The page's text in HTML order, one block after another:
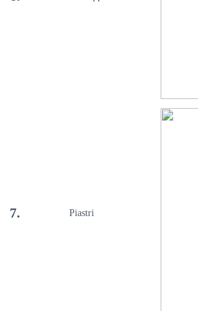
7. Piastri